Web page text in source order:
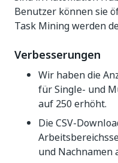
Benutzer können sie
Task Mining werden
Verbesserungen
Wir haben die
für Single- und
auf 250 erhöht.
Die CSV-
und Nachnamen